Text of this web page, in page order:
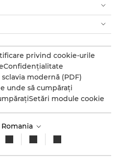
privind cookie-urile
Confidenţialitate
modernă (PDF)
unde să cumpăraţi
Setări module cookie